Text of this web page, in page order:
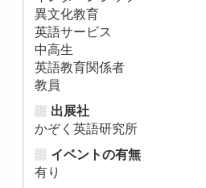
異文化教育
英語サービス
中高生
英語教育関係者
教員
出展社
かぞく英語研究所
イベントの有無
有り